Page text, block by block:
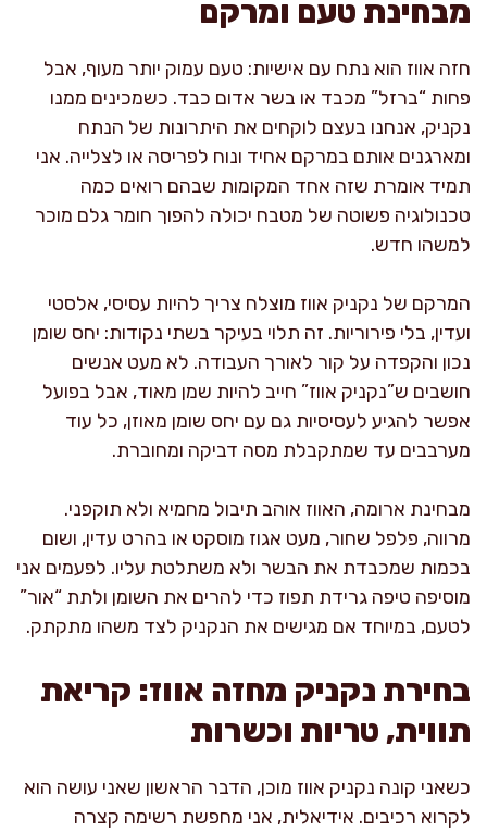
מבחינת טעם ומרקם
חזה אווז הוא נתח עם אישיות: טעם עמוק יותר מעוף, אבל
פחות “ברזל” מכבד או בשר אדום כבד. כשמכינים ממנו
נקניק, אנחנו בעצם לוקחים את היתרונות של הנתח
ומארגנים אותם במרקם אחיד ונוח לפריסה או לצלייה. אני
תמיד אומרת שזה אחד המקומות שבהם רואים כמה
טכנולוגיה פשוטה של מטבח יכולה להפוך חומר גלם מוכר
למשהו חדש.
המרקם של נקניק אווז מוצלח צריך להיות עסיסי, אלסטי
ועדין, בלי פירוריות. זה תלוי בעיקר בשתי נקודות: יחס שומן
נכון והקפדה על קור לאורך העבודה. לא מעט אנשים
חושבים ש”נקניק אווז” חייב להיות שמן מאוד, אבל בפועל
אפשר להגיע לעסיסיות גם עם יחס שומן מאוזן, כל עוד
מערבבים עד שמתקבלת מסה דביקה ומחוברת.
מבחינת ארומה, האווז אוהב תיבול מחמיא ולא תוקפני.
מרווה, פלפל שחור, מעט אגוז מוסקט או בהרט עדין, ושום
בכמות שמכבדת את הבשר ולא משתלטת עליו. לפעמים אני
מוסיפה טיפה גרידת תפוז כדי להרים את השומן ולתת “אור”
לטעם, במיוחד אם מגישים את הנקניק לצד משהו מתקתק.
בחירת נקניק מחזה אווז: קריאת
תווית, טריות וכשרות
כשאני קונה נקניק אווז מוכן, הדבר הראשון שאני עושה הוא
לקרוא רכיבים. אידיאלית, אני מחפשת רשימה קצרה